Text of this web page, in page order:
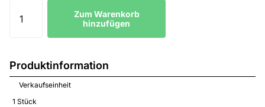
Zum Warenkorb
hinzufügen
Produktinformation
Verkaufseinheit
1 Stück